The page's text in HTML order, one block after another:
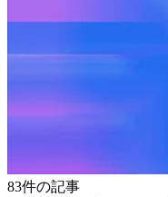
83件の記事